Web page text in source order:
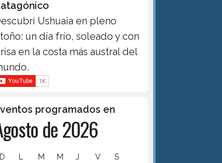
Ushuaia en pleno
un día frío, soleado y con
en la costa más austral del
programados en
de 2026
D L M M J V S